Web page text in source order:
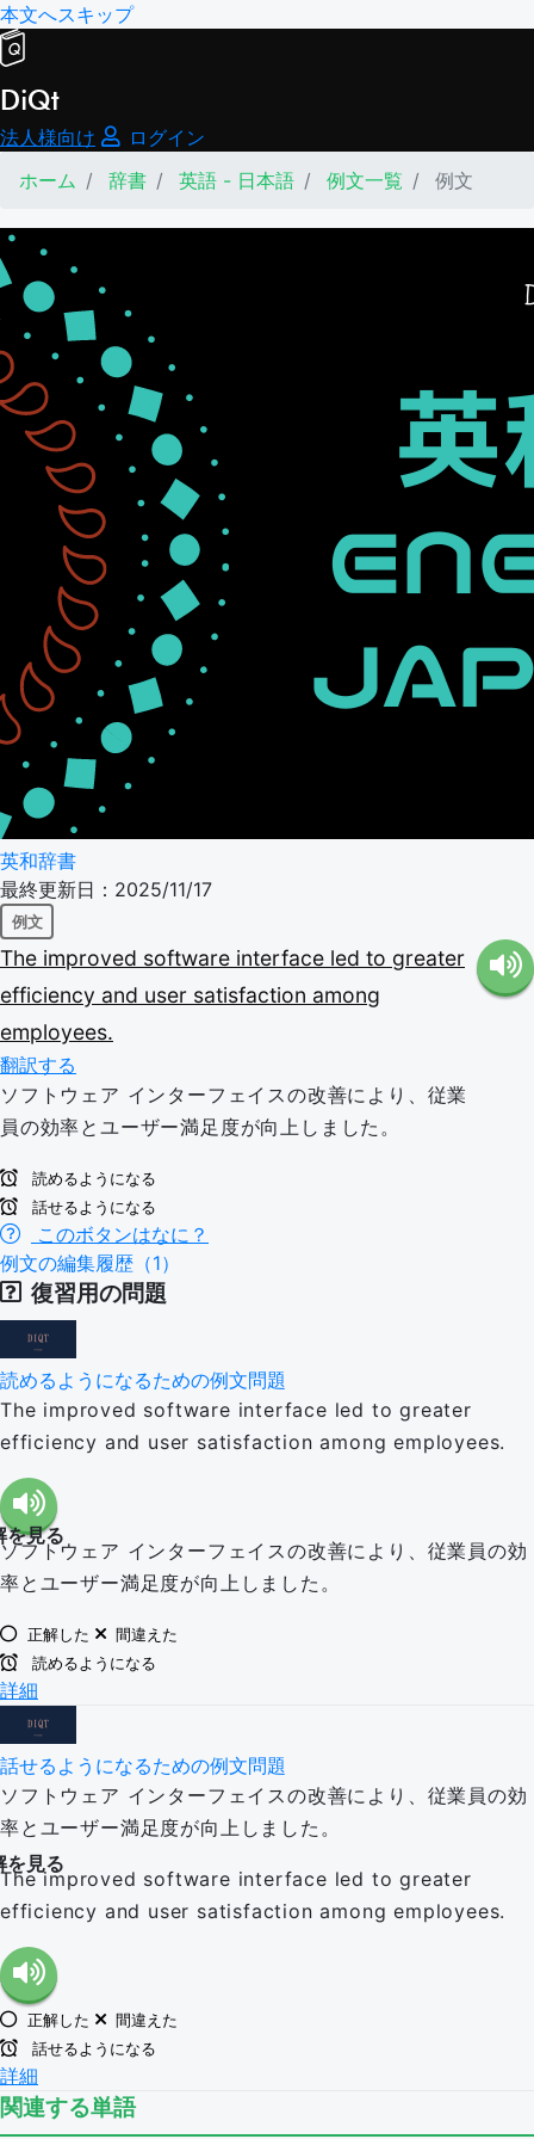
本文へスキップ
DiQt
法人様向け
ログイン
ホーム
辞書 英語 - 日本語 例文一覧 例文
英和辞書
最終更新日：2025/11/17
例文
The improved software interface led to greater
efficiency and user satisfaction among
employees.
翻訳する
ソフトウェア インターフェイスの改善により、従業
員の効率とユーザー満足度が向上しました。
読めるようになる
話せるようになる
このボタンはなに？
例文の編集履歴（1）
復習用の問題
読めるようになるための例文問題
The improved software interface led to greater
efficiency and user satisfaction among employees.
を見る
ソフトウェア インターフェイスの改善により、従業員の効
率とユーザー満足度が向上しました。
正解した
間違えた
読めるようになる
詳細
話せるようになるための例文問題
ソフトウェア インターフェイスの改善により、従業員の効
率とユーザー満足度が向上しました。
を見る
The improved software interface led to greater
efficiency and user satisfaction among employees.
正解した
間違えた
話せるようになる
詳細
関連する単語